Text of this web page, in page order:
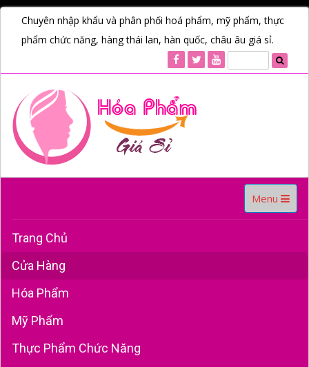
Chuyên nhập khẩu và phân phối hoá phẩm, mỹ phẩm, thực
phẩm chức năng, hàng thái lan, hàn quốc, châu âu giá sỉ.
Toggle
navigation
Menu
Trang Chủ
Cửa Hàng
Hóa Phẩm
Mỹ Phẩm
Thực Phẩm Chức Năng